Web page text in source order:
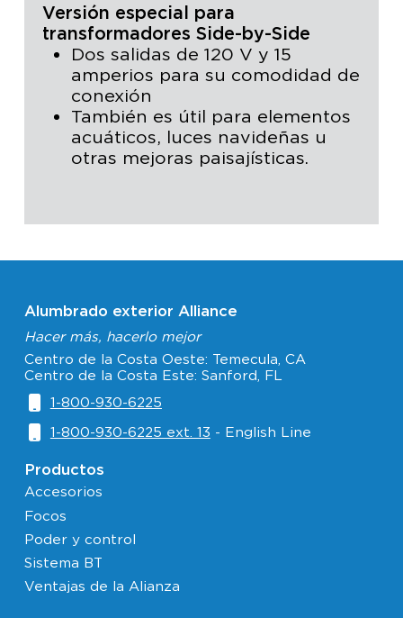
Versión especial para
transformadores Side-by-Side
Dos salidas de 120 V y 15
amperios para su comodidad de
conexión
También es útil para elementos
acuáticos, luces navideñas u
otras mejoras paisajísticas.
Alumbrado exterior Alliance
Hacer más, hacerlo mejor
Centro de la Costa Oeste: Temecula, CA
Centro de la Costa Este: Sanford, FL
1-800-930-6225
1-800-930-6225 ext. 13 - English Line
Productos
Accesorios
Focos
Poder y control
Sistema BT
Ventajas de la Alianza